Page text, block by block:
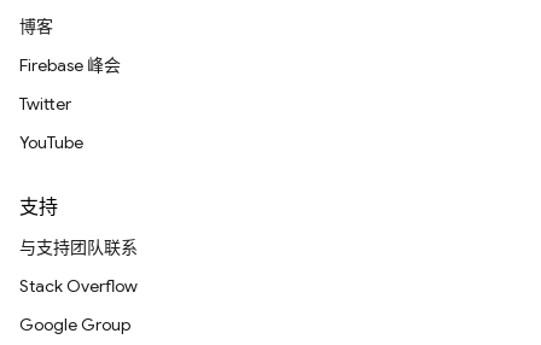
博客
Firebase 峰会
Twitter
YouTube
支持
与支持团队联系
Stack Overflow
Google Group